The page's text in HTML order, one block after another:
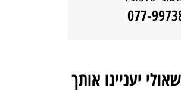
יעניינו אותך